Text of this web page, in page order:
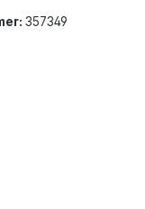
357349